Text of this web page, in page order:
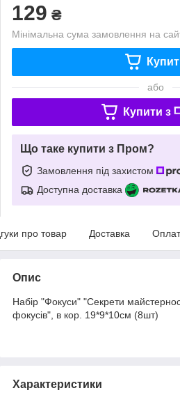
129 ₴
Мінімальна сума замовлення на
або
Купити з
Що таке купити з Пром?
Замовлення під захистом
Доступна доставка
про товар Доставка
Опис
Набір "Фокуси" "Секрети
фокусів", в кор. 19*9*10см (8шт)
Характеристики